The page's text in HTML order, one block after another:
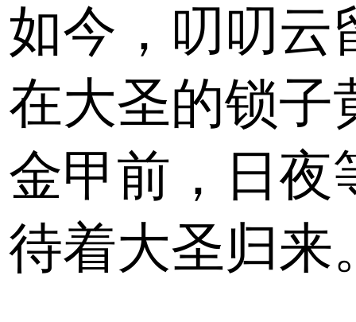
如今，叨叨云
在大圣的锁子
金甲前，日夜
待着大圣归来